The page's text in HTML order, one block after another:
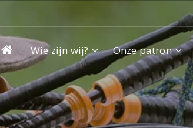
Home
Wie zijn wij? Onze patron